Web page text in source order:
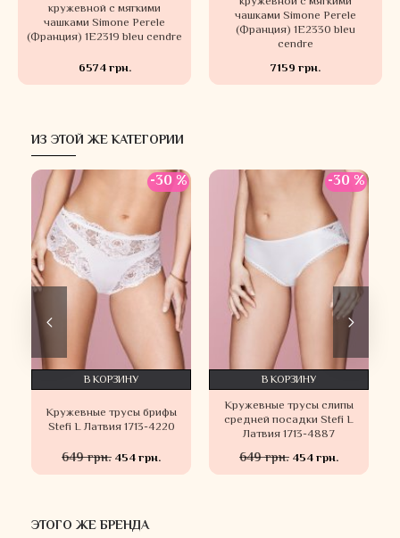
кружевной с мягкими
чашками Simone Perele
(Франция) 1E2319 bleu cendre
6574 грн.
чашками Simone Perele
(Франция) 1E2330 bleu
cendre
7159 грн.
ИЗ ЭТОЙ ЖЕ КАТЕГОРИИ
-30 %
Кружевные трусы брифы
Stefi L Латвия 1713-4220
649 грн. 454 грн.
В КОРЗИНУ
-30 %
Кружевные трусы слипы
средней посадки Stefi L
Латвия 1713-4887
649 грн. 454 грн.
В КОРЗИНУ
ЭТОГО ЖЕ БРЕНДА